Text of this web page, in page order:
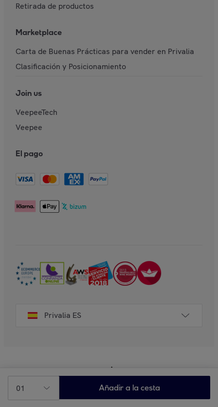
01 Añadir a la cesta
Retirada de productos
Marketplace
Carta de Buenas Prácticas para vender en Privalia
Clasificación y Posicionamiento
Join us
VeepeeTech
Veepee
El pago
Privalia ES